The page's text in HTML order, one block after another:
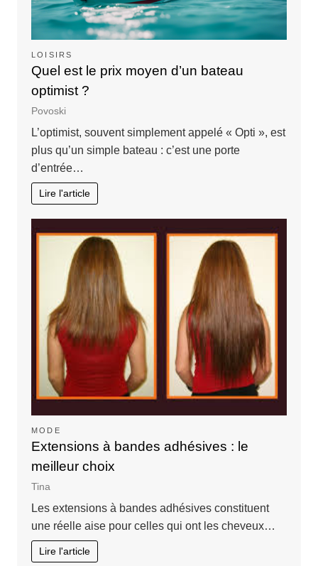
LOISIRS
Quel est le prix moyen d’un bateau
optimist ?
Povoski
L’optimist, souvent simplement appelé « Opti », est
plus qu’un simple bateau : c’est une porte
d’entrée…
Lire l'article
MODE
Extensions à bandes adhésives : le
meilleur choix
Tina
Les extensions à bandes adhésives constituent
une réelle aise pour celles qui ont les cheveux…
Lire l'article